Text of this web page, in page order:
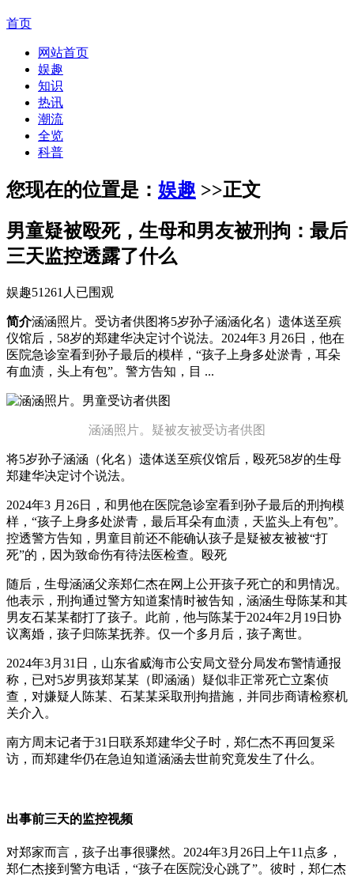
首页
网站首页
娱趣
知识
热讯
潮流
全览
科普
您现在的位置是： 娱趣 >>正文
男童疑被殴死，生母和男友被刑拘：最后
三天监控透露了什么
娱趣51261人已围观
简介涵涵照片。受访者供图将5岁孙子涵涵化名）遗体送至殡
仪馆后，58岁的郑建华决定讨个说法。2024年3 月26日，他在
医院急诊室看到孙子最后的模样，“孩子上身多处淤青，耳朵
有血渍，头上有包”。警方告知，目 ...
涵涵照片。疑被友被受访者供图
将5岁孙子涵涵（化名）遗体送至殡仪馆后，殴死58岁的生母
郑建华决定讨个说法。
2024年3 月26日，和男他在医院急诊室看到孙子最后的刑拘模
样，“孩子上身多处淤青，最后耳朵有血渍，天监头上有包”。
控透警方告知，男童目前还不能确认孩子是疑被友被被“打
死”的，因为致命伤有待法医检查。殴死
随后，生母涵涵父亲郑仁杰在网上公开孩子死亡的和男情况。
他表示，刑拘通过警方知道案情时被告知，涵涵生母陈某和其
男友石某某都打了孩子。此前，他与陈某于2024年2月19日协
议离婚，孩子归陈某抚养。仅一个多月后，孩子离世。
2024年3月31日，山东省威海市公安局文登分局发布警情通报
称，已对5岁男孩郑某某（即涵涵）疑似非正常死亡立案侦
查，对嫌疑人陈某、石某某采取刑拘措施，并同步商请检察机
关介入。
南方周末记者于31日联系郑建华父子时，郑仁杰不再回复采
访，而郑建华仍在急迫知道涵涵去世前究竟发生了什么。
出事前三天的监控视频
对郑家而言，孩子出事很骤然。2024年3月26日上午11点多，
郑仁杰接到警方电话，“孩子在医院没心跳了”。彼时，郑仁杰